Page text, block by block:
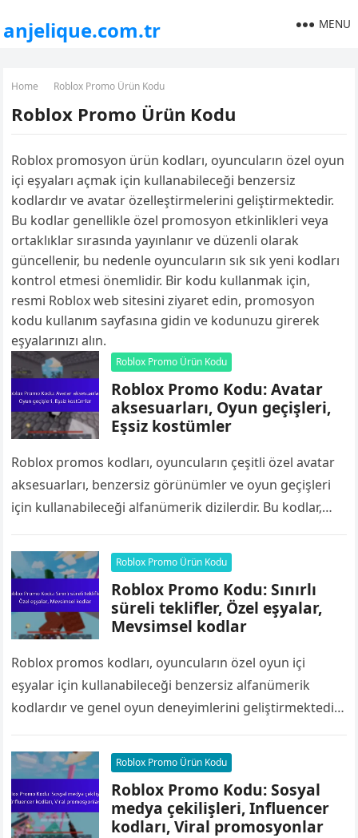
anjelique.com.tr MENU
Home Roblox Promo Ürün Kodu
Roblox Promo Ürün Kodu
Roblox promosyon ürün kodları, oyuncuların özel oyun
içi eşyaları açmak için kullanabileceği benzersiz
kodlardır ve avatar özelleştirmelerini geliştirmektedir.
Bu kodlar genellikle özel promosyon etkinlikleri veya
ortaklıklar sırasında yayınlanır ve düzenli olarak
güncellenir, bu nedenle oyuncuların sık sık yeni kodları
kontrol etmesi önemlidir. Bir kodu kullanmak için,
resmi Roblox web sitesini ziyaret edin, promosyon
kodu kullanım sayfasına gidin ve kodunuzu girerek
eşyalarınızı alın.
Roblox Promo Ürün Kodu
Roblox Promo Kodu: Avatar
aksesuarları, Oyun geçişleri,
Eşsiz kostümler
Roblox promos kodları, oyuncuların çeşitli özel avatar
aksesuarları, benzersiz görünümler ve oyun geçişleri
için kullanabileceği alfanümerik dizilerdir. Bu kodlar,
özelleştirerek oyun deneyimlerini geliştirmelerine…
Roblox Promo Ürün Kodu
Roblox Promo Kodu: Sınırlı
süreli teklifler, Özel eşyalar,
Mevsimsel kodlar
Roblox promos kodları, oyuncuların özel oyun içi
eşyalar için kullanabileceği benzersiz alfanümerik
kodlardır ve genel oyun deneyimlerini geliştirmektedir.
oynayışıyla…
Roblox Promo Ürün Kodu
Roblox Promo Kodu: Sosyal
medya çekilişleri, Influencer
kodları, Viral promosyonlar